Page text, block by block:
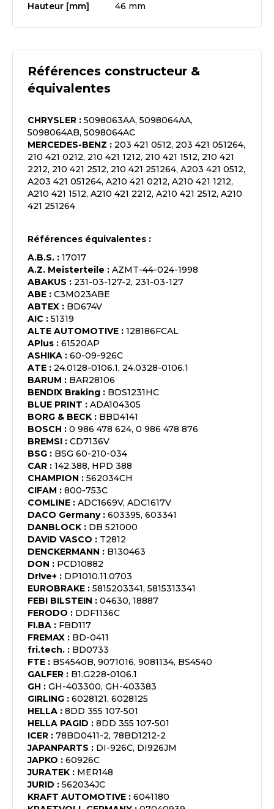
Hauteur [mm] 46 mm
Références constructeur &
équivalentes
CHRYSLER : 5098063AA, 5098064AA,
5098064AB, 5098064AC
MERCEDES-BENZ : 203 421 0512, 203 421 051264,
210 421 0212, 210 421 1212, 210 421 1512, 210 421
2212, 210 421 2512, 210 421 251264, A203 421 0512,
A203 421 051264, A210 421 0212, A210 421 1212,
A210 421 1512, A210 421 2212, A210 421 2512, A210
421 251264
Références équivalentes :
A.B.S. : 17017
A.Z. Meisterteile : AZMT-44-024-1998
ABAKUS : 231-03-127-2, 231-03-127
ABE : C3M023ABE
ABTEX : BD674V
AIC : 51319
ALTE AUTOMOTIVE : 128186FCAL
APlus : 61520AP
ASHIKA : 60-09-926C
ATE : 24.0128-0106.1, 24.0328-0106.1
BARUM : BAR28106
BENDIX Braking : BDS1231HC
BLUE PRINT : ADA104305
BORG & BECK : BBD4141
BOSCH : 0 986 478 624, 0 986 478 876
BREMSI : CD7136V
BSG : BSG 60-210-034
CAR : 142.388, HPD 388
CHAMPION : 562034CH
CIFAM : 800-753C
COMLINE : ADC1669V, ADC1617V
DACO Germany: 603395, 603341
DANBLOCK : DB 521000
DAVID VASCO : T2812
DENCKERMANN : B130463
DON : PCD10882
Dr!ve+ : DP1010.11.0703
EUROBRAKE : 5815203341, 5815313341
FEBI BILSTEIN : 04630, 18887
FERODO : DDF1136C
FI.BA : FBD117
FREMAX : BD-0411
fri.tech. : BD0733
FTE : BS4540B, 9071016, 9081134, BS4540
GALFER : B1.G228-0106.1
GH : GH-403300, GH-403383
GIRLING : 6028121, 6028125
HELLA : 8DD 355 107-501
HELLA PAGID : 8DD 355 107-501
ICER : 78BD0411-2, 78BD1212-2
JAPANPARTS : DI-926C, DI926JM
JAPKO : 60926C
JURATEK : MER148
JURID : 562034JC
KRAFT AUTOMOTIVE : 6041180